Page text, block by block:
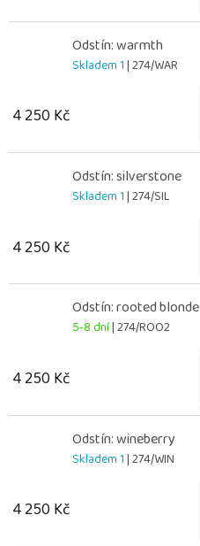
Odstín: warmth
Skladem 1| 274/WAR
4 250 Kč
Odstín: silverstone
Skladem 1| 274/SIL
4 250 Kč
Odstín: rooted blonde
5-8 dní| 274/ROO2
4 250 Kč
Odstín: wineberry
Skladem 1| 274/WIN
4 250 Kč